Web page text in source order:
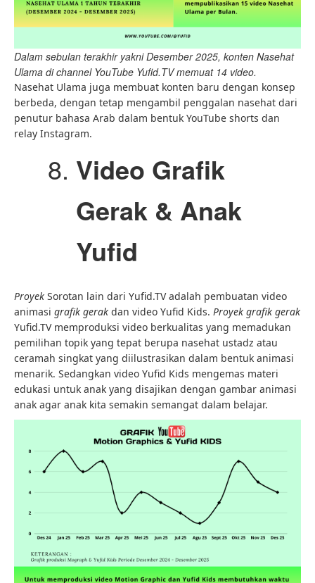
Dalam sebulan terakhir yakni Desember 2025, konten Nasehat
Ulama di channel YouTube Yufid.TV memuat 14 video.
Nasehat Ulama juga membuat konten baru dengan konsep
berbeda, dengan tetap mengambil penggalan nasehat dari
penutur bahasa Arab dalam bentuk YouTube shorts dan
relay Instagram.
Video Grafik
Gerak & Anak
Yufid
Proyek Sorotan lain dari Yufid.TV adalah pembuatan video
animasi grafik gerak dan video Yufid Kids. Proyek grafik gerak
Yufid.TV memproduksi video berkualitas yang memadukan
pemilihan topik yang tepat berupa nasehat ustadz atau
ceramah singkat yang diilustrasikan dalam bentuk animasi
menarik. Sedangkan video Yufid Kids mengemas materi
edukasi untuk anak yang disajikan dengan gambar animasi
anak agar anak kita semakin semangat dalam belajar.